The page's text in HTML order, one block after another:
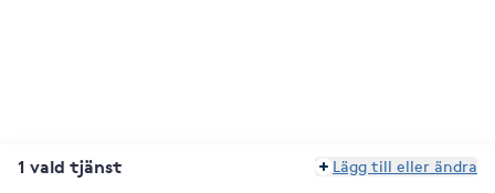
1 vald tjänst Lägg till eller ändra